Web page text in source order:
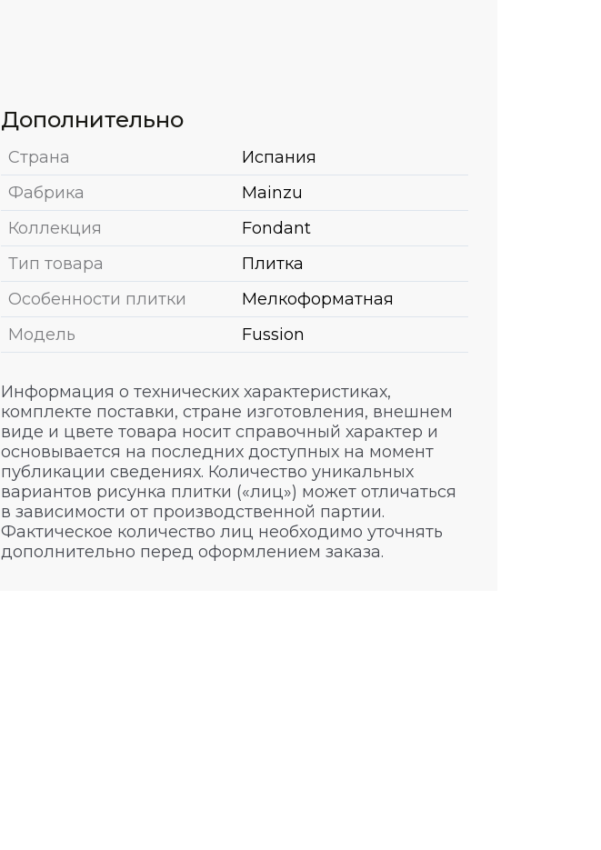
Дополнительно
Страна
Испания
Фабрика
Mainzu
Коллекция
Fondant
Тип товара
Плитка
Особенности плитки
Мелкоформатная
Модель
Fussion
Информация о технических характеристиках,
комплекте поставки, стране изготовления, внешнем
виде и цвете товара носит справочный характер и
основывается на последних доступных на момент
публикации сведениях. Количество уникальных
вариантов рисунка плитки («лиц») может отличаться
в зависимости от производственной партии.
Фактическое количество лиц необходимо уточнять
дополнительно перед оформлением заказа.